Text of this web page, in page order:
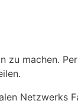
zu machen.
Netzwerks